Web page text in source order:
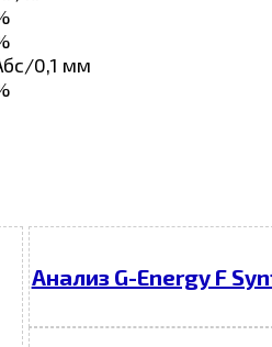
0,1 мм
Анализ G-Energy F